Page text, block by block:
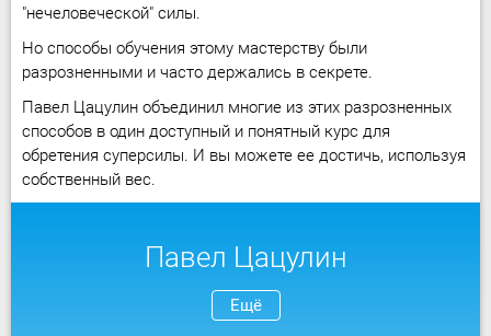
"нечеловеческой" силы.
Но способы обучения этому мастерству были
разрозненными и часто держались в секрете.
Павел Цацулин объединил многие из этих разрозненных
способов в один доступный и понятный курс для
обретения суперсилы. И вы можете ее достичь, используя
собственный вес.
Павел Цацулин
Ещё